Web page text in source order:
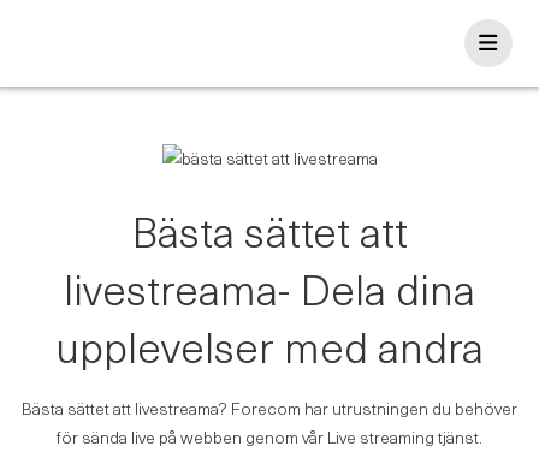
Bästa sättet att
livestreama- Dela dina
upplevelser med andra
Bästa sättet att livestreama? Forecom har utrustningen du behöver
för sända live på webben genom vår Live streaming tjänst.